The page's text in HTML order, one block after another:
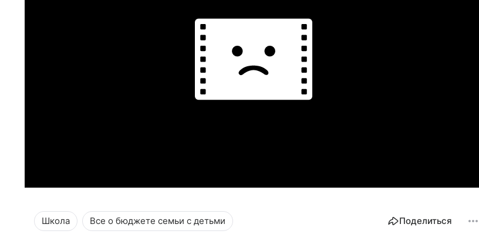
Школа Все о бюджете семьи с детьми Поделиться